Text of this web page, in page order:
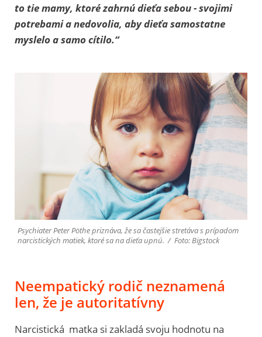
to tie mamy, ktoré zahrnú dieťa sebou - svojimi
potrebami a nedovolia, aby dieťa samostatne
myslelo a samo cítilo.“
Psychiater Peter Pöthe priznáva, že sa častejšie stretáva s prípadom
narcistických matiek, ktoré sa na dieťa upnú. / Foto: Bigstock
Neempatický rodič neznamená
len, že je autoritatívny
Narcistická matka si zakladá svoju hodnotu na